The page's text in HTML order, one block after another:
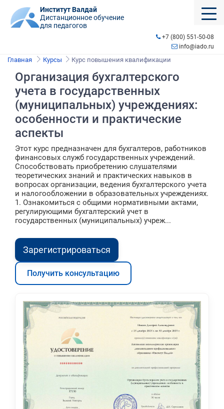
Институт Валдай
Дистанционное обучение
для педагогов
+7 (800) 551-50-08
info@iado.ru
Главная Курсы Курс повышения квалификации
Организация бухгалтерского
учета в государственных
(муниципальных) учреждениях:
особенности и практические
аспекты
Этот курс предназначен для бухгалтеров, работников
финансовых служб государственных учреждений.
Способствовать приобретению слушателями
теоретических знаний и практических навыков в
вопросах организации, ведения бухгалтерского учета
и налогообложении в образовательных учреждениях.
1. Ознакомиться с общими нормативными актами,
регулирующими бухгалтерский учет в
государственных (муниципальных) учреж...
Зарегистрироваться
Получить консультацию